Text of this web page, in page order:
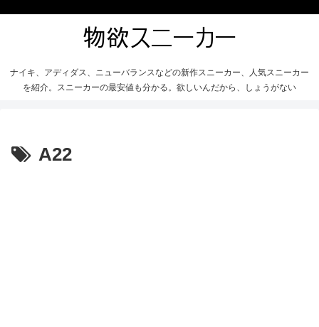
ナイキ、アディダス、ニューバランスなどの新作スニーカー、人気スニーカー
を紹介。スニーカーの最安値も分かる。欲しいんだから、しょうがない
A22